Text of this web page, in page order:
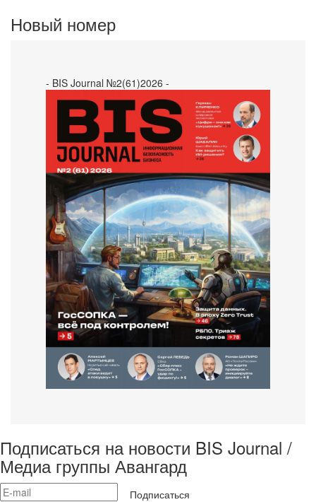
Новый номер
- BIS Journal №2(61)2026 -
Подписаться на новости BIS Journal /
Медиа группы Авангард
Подписаться